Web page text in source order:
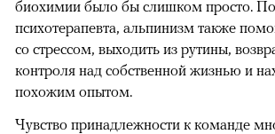
биохимии было бы слишком просто.
психотерапевта, альпинизм также
со стрессом, выходить из рутины,
контроля над собственной жизнью и
похожим опытом.
Чувство принадлежности к команде